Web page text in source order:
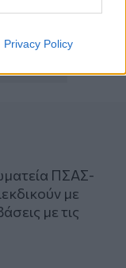
Privacy Policy
ΠΣΑΣ-
με
με τις